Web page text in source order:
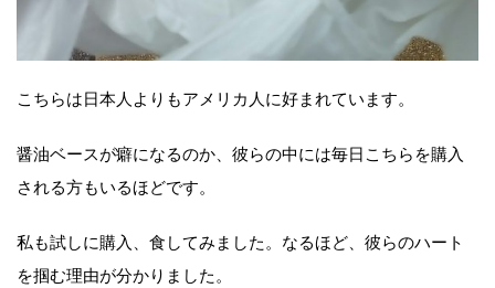
こちらは日本人よりもアメリカ人に好まれています。
醤油ベースが癖になるのか、彼らの中には毎日こちらを購入
される方もいるほどです。
私も試しに購入、食してみました。なるほど、彼らのハート
を掴む理由が分かりました。